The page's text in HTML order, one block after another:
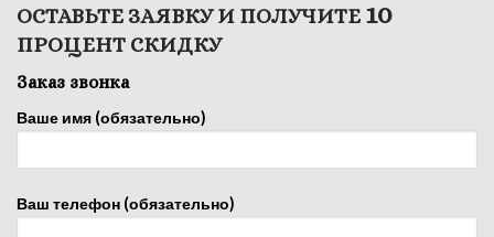
ОСТАВЬТЕ ЗАЯВКУ И ПОЛУЧИТЕ 10
ПРОЦЕНТ СКИДКУ
Заказ звонка
Ваше имя (обязательно)
Ваш телефон (обязательно)